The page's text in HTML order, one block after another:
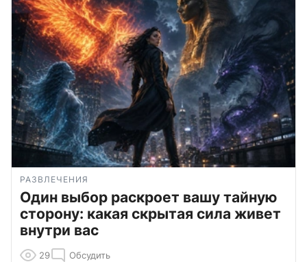
РАЗВЛЕЧЕНИЯ
Один выбор раскроет вашу тайную
сторону: какая скрытая сила живет
внутри вас
29 Обсудить